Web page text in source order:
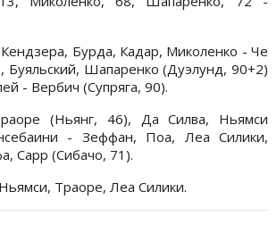
Бурда, Кадар, Миколенко - Че
Буяльский, Шапаренко (Дуэлунд, 90+2)
- Вербич (Супряга, 90).
(Ньянг, 46), Да Силва, Ньямси
- Зеффан, Поа, Леа Силики,
Сарр (Сибачо, 71).
Траоре, Леа Силики.